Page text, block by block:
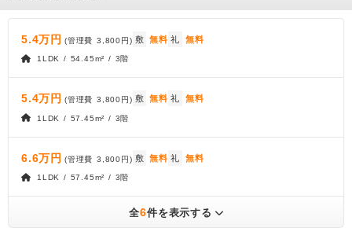
5.4万円 (管理費 3,800円) 敷 無料 礼 無料
1LDK / 54.45m² / 3階
5.4万円 (管理費 3,800円 ) 敷 無料 礼 無料
1LDK / 57.45m² / 3階
6.6万円 (管理費 3,800円) 敷 無料 礼 無料
1LDK / 57.45m² / 3階
全6件を表示する